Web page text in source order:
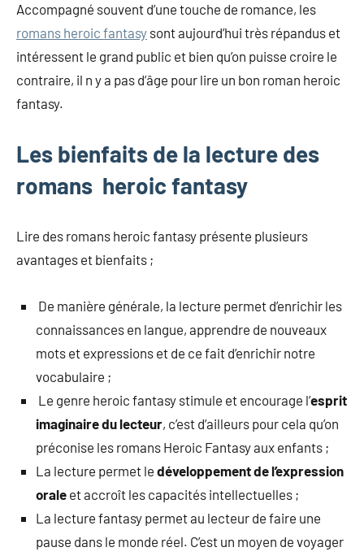
Accompagné souvent d’une touche de romance, les
romans heroic fantasy sont aujourd’hui très répandus et
intéressent le grand public et bien qu’on puisse croire le
contraire, il n y a pas d’âge pour lire un bon roman heroic
fantasy.
Les bienfaits de la lecture des
romans heroic fantasy
Lire des romans heroic fantasy présente plusieurs
avantages et bienfaits ;
De manière générale, la lecture permet d’enrichir les
connaissances en langue, apprendre de nouveaux
mots et expressions et de ce fait d’enrichir notre
vocabulaire ;
Le genre heroic fantasy stimule et encourage l’esprit
imaginaire du lecteur, c’est d’ailleurs pour cela qu’on
préconise les romans Heroic Fantasy aux enfants ;
La lecture permet le développement de l’expression
orale et accroît les capacités intellectuelles ;
La lecture fantasy permet au lecteur de faire une
pause dans le monde réel. C’est un moyen de voyager